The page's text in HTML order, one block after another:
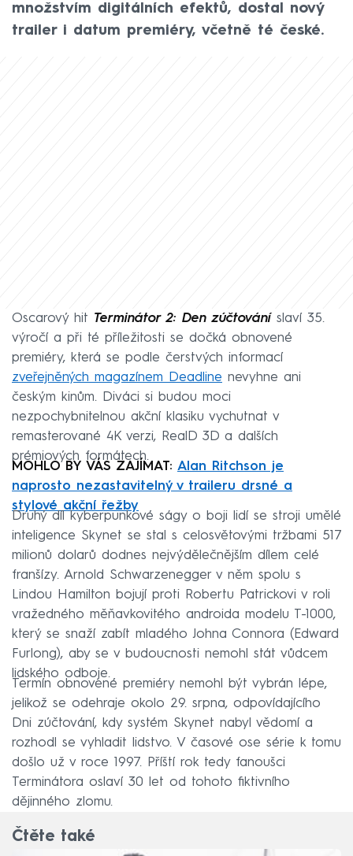
množstvím digitálních efektů, dostal nový
trailer i datum premiéry, včetně té české.
Oscarový hit Terminátor 2: Den zúčtování slaví 35.
výročí a při té příležitosti se dočká obnovené
premiéry, která se podle čerstvých informací
zveřejněných magazínem Deadline nevyhne ani
českým kinům. Diváci si budou moci
nezpochybnitelnou akční klasiku vychutnat v
remasterované 4K verzi, RealD 3D a dalších
prémiových formátech.
MOHLO BY VÁS ZAJÍMAT: Alan Ritchson je
naprosto nezastavitelný v traileru drsné a
stylové akční řežby
Druhý díl kyberpunkové ságy o boji lidí se stroji umělé
inteligence Skynet se stal s celosvětovými tržbami 517
milionů dolarů dodnes nejvýdělečnějším dílem celé
franšízy. Arnold Schwarzenegger v něm spolu s
Lindou Hamilton bojují proti Robertu Patrickovi v roli
vražedného měňavkovitého androida modelu T-1000,
který se snaží zabít mladého Johna Connora (Edward
Furlong), aby se v budoucnosti nemohl stát vůdcem
lidského odboje.
Termín obnovené premiéry nemohl být vybrán lépe,
jelikož se odehraje okolo 29. srpna, odpovídajícího
Dni zúčtování, kdy systém Skynet nabyl vědomí a
rozhodl se vyhladit lidstvo. V časové ose série k tomu
došlo už v roce 1997. Příští rok tedy fanoušci
Terminátora oslaví 30 let od tohoto fiktivního
dějinného zlomu.
Čtěte také